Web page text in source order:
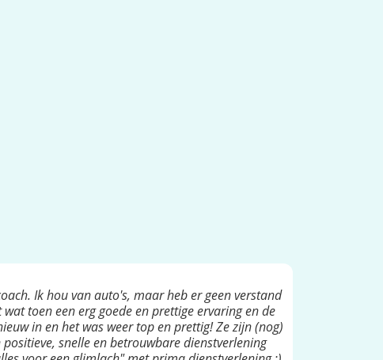
Ik hou van auto's, maar heb er geen verstand
toen een erg goede en prettige ervaring en de
in en het was weer top en prettig! Ze zijn (nog)
snelle en betrouwbare dienstverlening